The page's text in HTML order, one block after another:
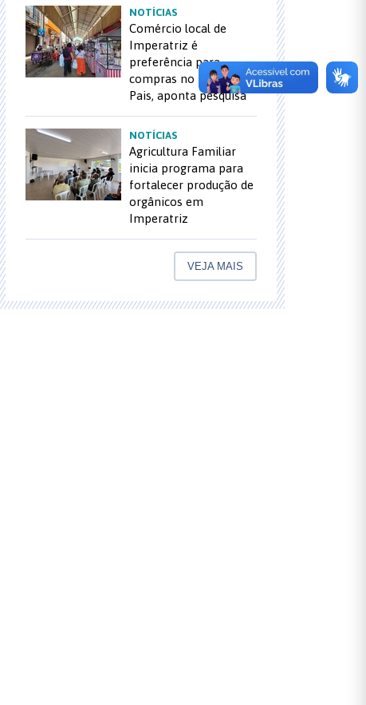
NOTÍCIAS
Comércio local de
Imperatriz é
preferência para
compras no Dia dos
Pais, aponta pesquisa
NOTÍCIAS
Agricultura Familiar
inicia programa para
fortalecer produção de
orgânicos em
Imperatriz
VEJA MAIS